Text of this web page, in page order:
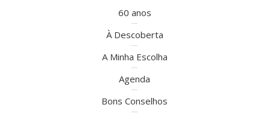
60 anos
À Descoberta
A Minha Escolha
Agenda
Bons Conselhos